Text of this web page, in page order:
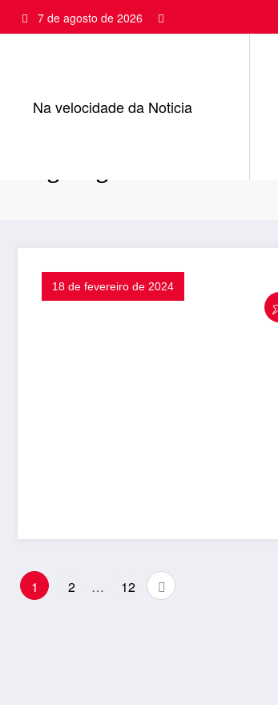
para
7 de agosto de 2026
Na velocidade da Noticia
18 de fevereiro de 2024
Paginação
1 2 … 12